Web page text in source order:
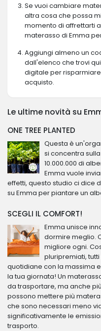
Se vuoi cambiare
altra cosa che possa
momento di affrettarti
materasso di Emma
Aggiungi almeno un
dall'elenco che trovi
digitale per
acquisto.
Le ultime novità su
ONE TREE PLANTED
Questa è
si concentra
10.000.000 di
Emma vuole
effetti, questo studio ci dice
su Emma per piantare un
SCEGLI IL COMFORT!
Emma unisce
dormire meglio.
migliore ogni.
pluripremiati,
quotidiane con la massima
la tua giornata! Un
da trasportare, ma anche
possono mettere più
che sono necessari meno
significativamente le
trasporto.